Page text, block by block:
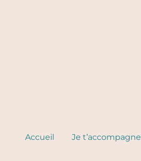
Accueil Je t’accompagne